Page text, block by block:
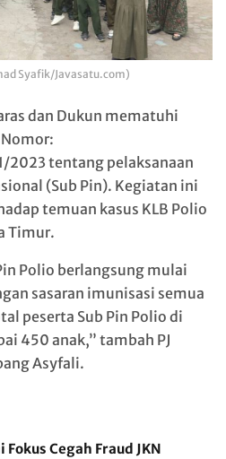
Syafik/Javasatu.com)
dan Dukun mematuhi
Nomor:
2023 tentang pelaksanaan
(Sub Pin). Kegiatan ini
temuan kasus KLB Polio
Timur.
Polio berlangsung mulai
sasaran imunisasi semua
peserta Sub Pin Polio di
450 anak,” tambah PJ
Asyfali.
Cegah Fraud JKN